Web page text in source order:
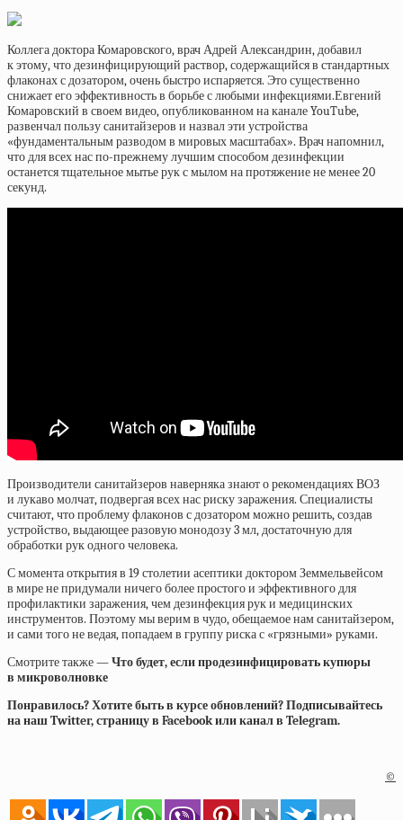
Коллега доктора Комаровского, врач Адрей Александрин, добавил
к этому, что дезинфицирующий раствор, содержащийся в стандартных
флаконах с дозатором, очень быстро испаряется. Это существенно
снижает его эффективность в борьбе с любыми инфекциями.Евгений
Комаровский в своем видео, опубликованном на канале YouTube,
развенчал пользу санитайзеров и назвал эти устройства
«фундаментальным разводом в мировых масштабах». Врач напомнил,
что для всех нас по-прежнему лучшим способом дезинфекции
останется тщательное мытье рук с мылом на протяжение не менее 20
секунд.
Производители санитайзеров наверняка знают о рекомендациях ВОЗ
и лукаво молчат, подвергая всех нас риску заражения. Специалисты
считают, что проблему флаконов с дозатором можно решить, создав
устройство, выдающее разовую монодозу 3 мл, достаточную для
обработки рук одного человека.
С момента открытия в 19 столетии асептики доктором Земмельвейсом
в мире не придумали ничего более простого и эффективного для
профилактики заражения, чем дезинфекция рук и медицинских
инструментов. Поэтому мы верим в чудо, обещаемое нам санитайзером,
и сами того не ведая, попадаем в группу риска с «грязными» руками.
Смотрите также —Что будет, если продезинфицировать купюры
в микроволновке
Понравилось? Хотите быть в курсе обновлений? Подписывайтесь
на наш Twitter, страницу в Facebook или канал в Telegram.
©